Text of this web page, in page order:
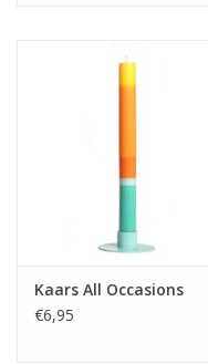
Kaars All Occasions
€6,95